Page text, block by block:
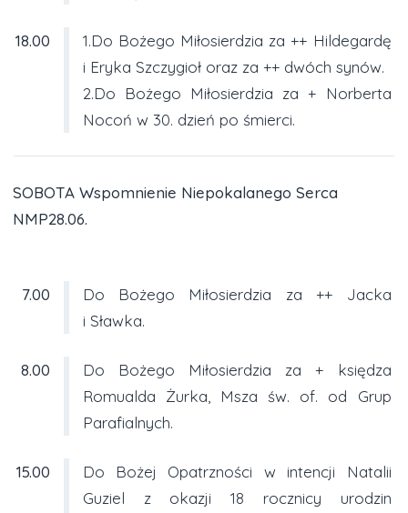
18.00
1.Do Bożego Miłosierdzia za ++ Hildegardę
i Eryka Szczygioł oraz za ++ dwóch synów.
2.Do Bożego Miłosierdzia za + Norberta
Nocoń w 30. dzień po śmierci.
SOBOTA Wspomnienie Niepokalanego Serca
NMP28.06.
7.00
Do Bożego Miłosierdzia za ++ Jacka
i Sławka.
8.00
Do Bożego Miłosierdzia za + księdza
Romualda Żurka, Msza św. of. od Grup
Parafialnych.
15.00
Do Bożej Opatrzności w intencji Natalii
Guziel z okazji 18 rocznicy urodzin